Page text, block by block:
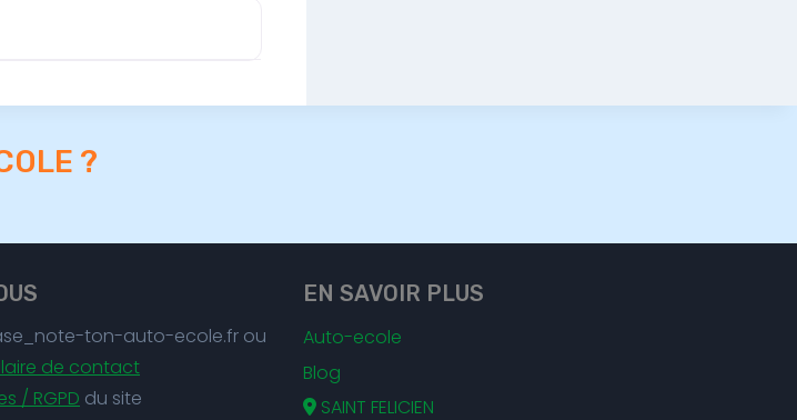
?
ton-auto-ecole.fr ou
de contact
/ RGPD du site
EN SAVOIR PLUS
Auto-ecole
Blog
SAINT FELICIEN